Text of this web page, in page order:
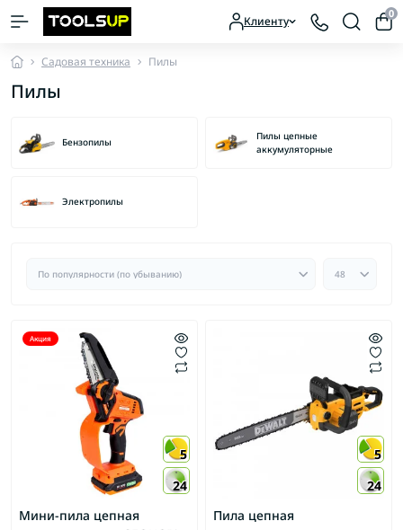
Клиенту 0
Садовая техника Пилы
Пилы
Бензопилы
Пилы цепные
аккумуляторные
Электропилы
Акция
5
24
Мини-пила цепная
5
24
Пила цепная